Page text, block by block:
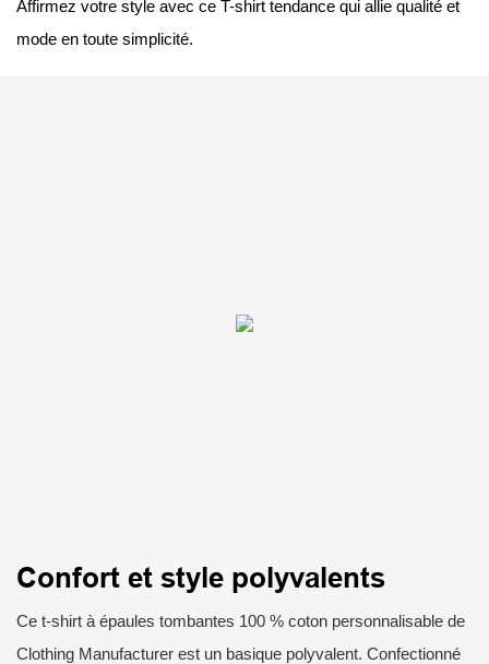
Affirmez votre style avec ce T-shirt tendance qui allie qualité et
mode en toute simplicité.
Confort et style polyvalents
Ce t-shirt à épaules tombantes 100 % coton personnalisable de
Clothing Manufacturer est un basique polyvalent. Confectionné